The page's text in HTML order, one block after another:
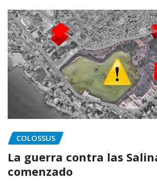
COLOSSUS
La guerra contra las
comenzado